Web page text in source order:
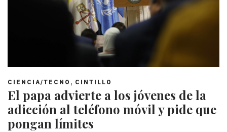
CIENCIA/TECNO , CINTILLO
El papa advierte a los jóvenes de la
adicción al teléfono móvil y pide que
pongan límites